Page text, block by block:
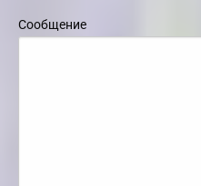
Сообщение